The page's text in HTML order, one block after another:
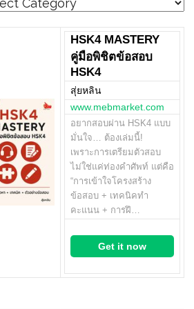
HSK4 MASTERY
คู่มือพิชิตข้อสอบ
HSK4
สุ่ยหลิน
www.mebmarket.com
อยากสอบผ่าน HSK4 แบบ
มั่นใจ… ต้องเล่มนี้!
เพราะการเตรียมตัวสอบ
ไม่ใช่แค่ท่องคำศัพท์ แต่คือ
“การเข้าใจโครงสร้าง
ข้อสอบ + เทคนิคทำ
คะแนน + การฝึ…
Get it now